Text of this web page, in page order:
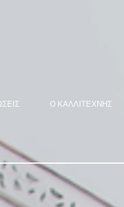
Ο ΚΑΛΛΙΤΕΧΝΗΣ